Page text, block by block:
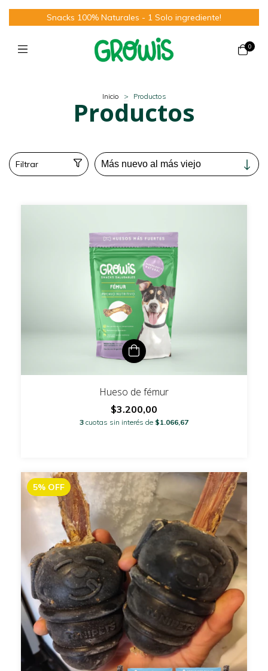
Snacks 100% Naturales - 1 Solo ingrediente!
0
Inicio > Productos
Productos
Filtrar
Hueso de fémur
$3.200,00
3 cuotas sin interés de $1.066,67
5% OFF